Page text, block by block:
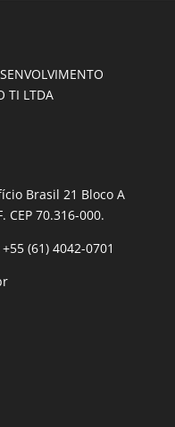
TI LTDA
Brasil 21 Bloco A
CEP 70.316-000.
(61) 4042-0701